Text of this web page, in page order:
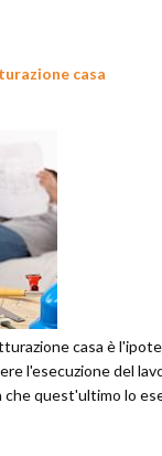
casa
casa è
l'esecuzione del
che quest'ultimo lo